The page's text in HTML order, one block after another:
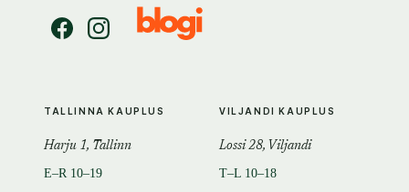
TALLINNA KAUPLUS
Harju 1, Tallinn
E–R 10–19
VILJANDI KAUPLUS
Lossi 28, Viljandi
T–L 10–18